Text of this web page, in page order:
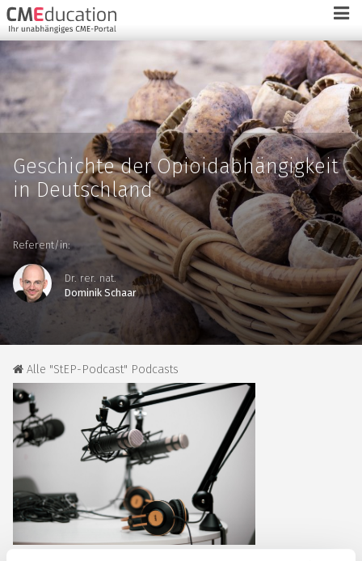
Geschichte der Opioidabhängigkeit
in Deutschland
Referent/in:
Dr. rer. nat.
Dominik Schaar
Alle "StEP-Podcast" Podcasts